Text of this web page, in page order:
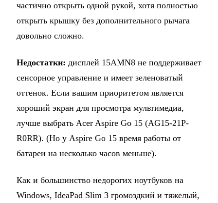
частично открыть одной рукой, хотя полностью
открыть крышку без дополнительного рычага
довольно сложно.
Недостатки: дисплей 15AMN8 не поддерживает
сенсорное управление и имеет зеленоватый
оттенок. Если вашим приоритетом является
хороший экран для просмотра мультимедиа,
лучше выбрать Acer Aspire Go 15 (AG15-21P-
R0RR). (Но у Aspire Go 15 время работы от
батареи на несколько часов меньше).
Как и большинство недорогих ноутбуков на
Windows, IdeaPad Slim 3 громоздкий и тяжелый,